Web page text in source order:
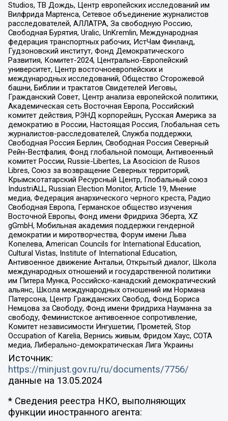
Studios, ТВ Дождь, Центр европейских исследований им
Вилфрида Мартенса, Сетевое объединение журналистов
расследователей, АЛЛАТРА, За свободную Россию,
Свободная Бурятия, Uralic, UnKremlin, Международная
федерация транспортных рабочих, ИстЧам Финланд,
Гудзоновский институт, Фонд Демократического
Развития, Комитет-2024, Центрально-Европейский
университет, Центр восточноевропейских и
международных исследований, Общество Сторожевой
башни, Библии и трактатов Свидетелей Иеговы,
Гражданский Совет, Центр анализа европейской политики,
Академическая сеть Восточная Европа, Российский
комитет действия, РЭНД корпорейшн, Русская Америка за
демократию в России, Настоящая Россия, Глобальная сеть
журналистов-расследователей, Служба поддержки,
Свободная Россия Берлин, Свободная Россия Северный
Рейн-Вестфалия, Фонд глобальной помощи, Антивоенный
комитет России, Russie-Libertes, La Asocicion de Rusos
Libres, Союз за возвращение Северных территорий,
Крымскотатарский Ресурсный Центр, Глобальный союз
IndustriALL, Russian Election Monitor, Article 19, Мнение
медиа, Федерация анархического черного креста, Радио
Свободная Европа, Германское общество изучения
Восточной Европы, Фонд имени Фридриха Эберта, XZ
gGmbH, Мобильная академия поддержки гендерной
демократии и миротворчества, Форум имени Льва
Копелева, American Councils for International Education,
Cultural Vistas, Institute of International Education,
Антивоенное движение Антальи, Открытый диалог, Школа
международных отношений и государственной политики
им Питера Мунка, Российско-канадский демократический
альянс, Школа международных отношений им Нормана
Патерсона, Центр Гражданских Свобод, Фонд Бориса
Немцова за Свободу, Фонд имени Фридриха Науманна за
свободу, Феминистское антивоенное сопротивление,
Комитет независимости Ингушетии, Прометей, Stop
Occupation of Karelia, Вернись живым, Фридом Хаус, СОТА
медиа, Либерально-демократическая Лига Украины
Источник:
https://minjust.gov.ru/ru/documents/7756/
данные на 13.05.2024
* Сведения реестра НКО, выполняющих
функции иностранного агента: